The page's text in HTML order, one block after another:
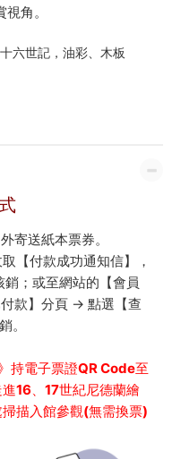
角。
六世記，油彩、木板
寄送紙本票券。
【付款成功通知信】，
；或至網站的【會員
款】分頁 → 點選【查
。
持電子票證QR Code至
16、17世紀尼德蘭繪
描入館參觀(無需換票)